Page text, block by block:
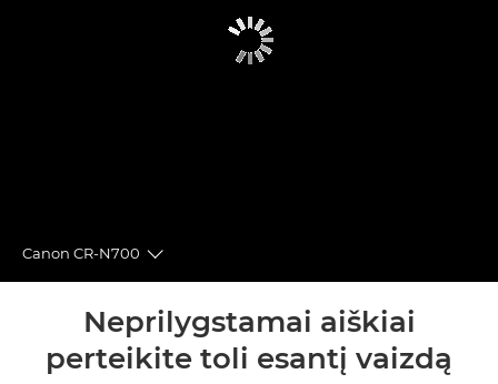
Canon CR-N700
Toggle breadcrumbs
Bendrieji duomenys
Specifikacijos
Neprilygstamai aiškiai
perteikite toli esantį vaizdą